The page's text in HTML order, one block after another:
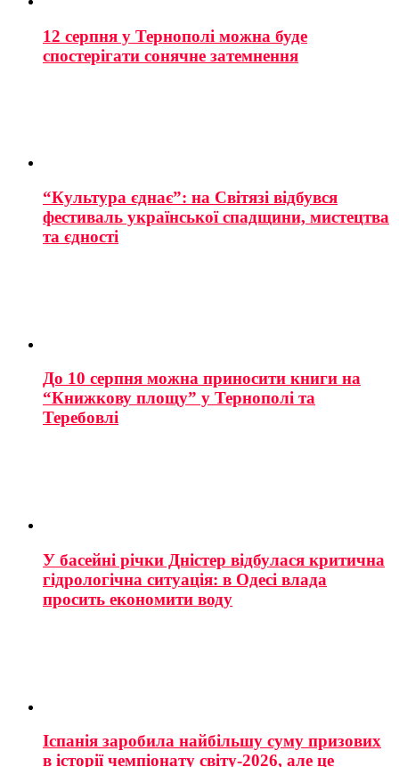
12 серпня у Тернополі можна буде
спостерігати сонячне затемнення
“Культура єднає”: на Світязі відбувся
фестиваль української спадщини, мистецтва
та єдності
До 10 серпня можна приносити книги на
“Книжкову площу” у Тернополі та
Теребовлі
У басейні річки Дністер відбулася критична
гідрологічна ситуація: в Одесі влада
просить економити воду
Іспанія заробила найбільшу суму призових
в історії чемпіонату світу-2026, але це